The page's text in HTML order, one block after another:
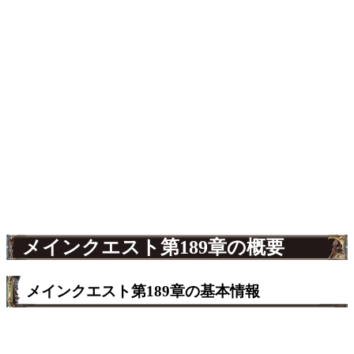
メインクエスト第189章の概要
メインクエスト第189章の基本情報